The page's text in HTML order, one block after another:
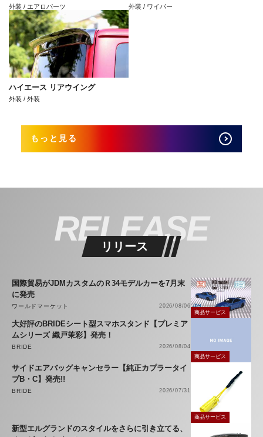
外装 / エアロパーツ 外装 / ワイパー
ハイエース リアウイング
外装 / 外装
もっと見る
RELEASE
リリース
国際貿易がJDMカスタムのＲ34モデルカーを7月末
に発売
ワールドマーケット
2026/08/06
商品サービス
大好評のBRIDEシート型スマホスタンド【プレミア
ムシリーズ 織戸茉彩】発売！
BRIDE
2026/08/04
商品サービス
サイドエアバッグキャンセラー【純正カプラータイ
プB・C】発売!!
BRIDE 2026/07/31
商品サービス
新型エルグランドのスタイルをさらに引き立てる、